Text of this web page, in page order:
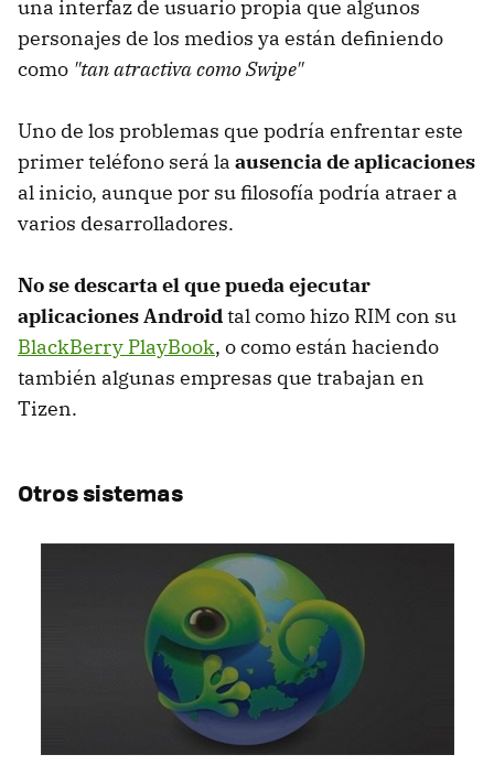
una interfaz de usuario propia que algunos
personajes de los medios ya están definiendo
como "tan atractiva como Swipe"
Uno de los problemas que podría enfrentar este
primer teléfono será la ausencia de aplicaciones
al inicio, aunque por su filosofía podría atraer a
varios desarrolladores.
No se descarta el que pueda ejecutar
aplicaciones Androidtal como hizo RIM con su
BlackBerry PlayBook, o como están haciendo
también algunas empresas que trabajan en
Tizen.
Otros sistemas